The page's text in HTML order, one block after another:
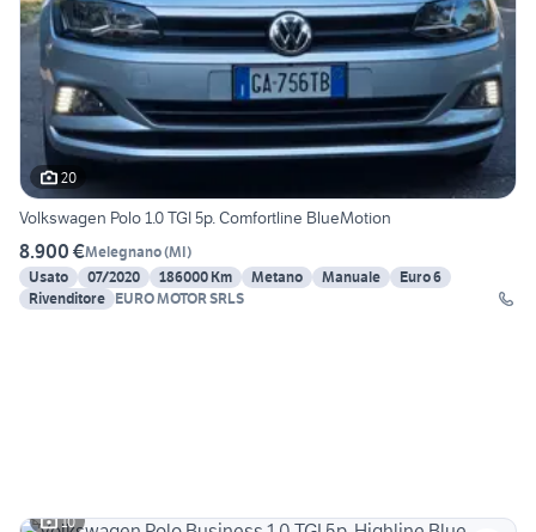
20
Volkswagen Polo 1.0 TGI 5p. Comfortline BlueMotion
8.900 €Melegnano(MI)
Usato
07/2020 186000 Km Metano Manuale
Euro 6
Rivenditore EURO MOTOR SRLS
10